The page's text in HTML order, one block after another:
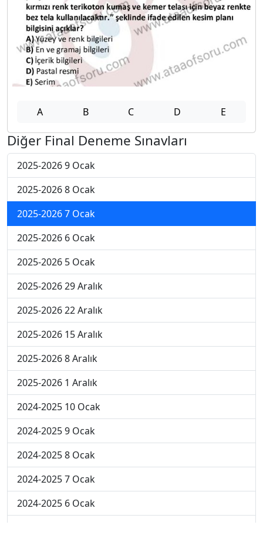
A B C D E
Diğer Final Deneme Sınavları
2025-2026 9 Ocak
2025-2026 8 Ocak
2025-2026 7 Ocak
2025-2026 6 Ocak
2025-2026 5 Ocak
2025-2026 29 Aralık
2025-2026 22 Aralık
2025-2026 15 Aralık
2025-2026 8 Aralık
2025-2026 1 Aralık
2024-2025 10 Ocak
2024-2025 9 Ocak
2024-2025 8 Ocak
2024-2025 7 Ocak
2024-2025 6 Ocak